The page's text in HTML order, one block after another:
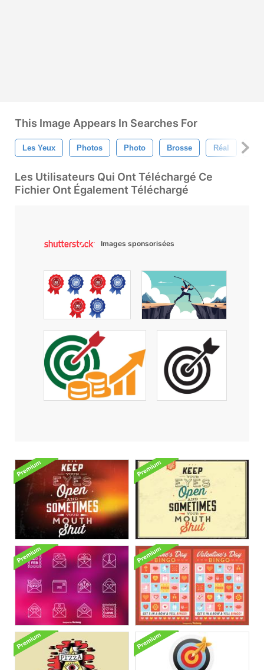
This Image Appears In Searches For
Les Yeux Photos Photo Brosse Réal
Les Utilisateurs Qui Ont Téléchargé Ce
Fichier Ont Également Téléchargé
Images sponsorisées